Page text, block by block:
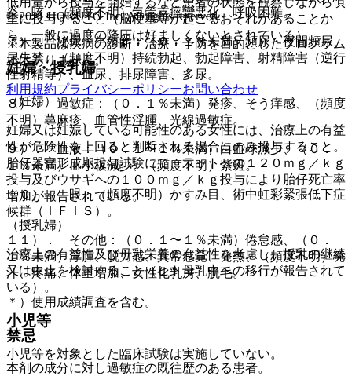
重に投与すること（脳梗塞等が起こるおそれがあることか
ら、一般に過度の降圧は好ましくないとされている）。
妊婦・授乳婦
（妊婦）
妊婦又は妊娠している可能性のある女性には、治療上の有益
性が危険性を上回ると判断される場合にのみ投与すること。
胎仔器官形成期投与試験にて、ラットへの１２０ｍｇ／ｋｇ
投与及びウサギへの１００ｍｇ／ｋｇ投与により胎仔死亡率
増加が報告されている。
（授乳婦）
治療上の有益性及び母乳栄養の有益性を考慮し、授乳の継続
又は中止を検討すること（ヒト母乳中への移行が報告されて
いる）。
小児等
小児等を対象とした臨床試験は実施していない。
炎、咳、（頻度不明）気管支痙攣悪化、呼吸困難。
７）． 泌尿・生殖器：（０．１％未満）頻尿・夜間頻尿、
尿失禁、（頻度不明）持続勃起、勃起障害、射精障害（逆行
性射精等）、血尿、排尿障害、多尿。
８）． 過敏症：（０．１％未満）発疹、そう痒感、（頻度
不明）蕁麻疹、血管性浮腫、光線過敏症。
９）． 血液：（０．１〜１％未満）白血球減少、（０．
１％未満）血小板減少、（頻度不明）紫斑。
１０）． 眼：（頻度不明）かすみ目、術中虹彩緊張低下症
候群（ＩＦＩＳ）。
１１）． その他：（０．１〜１％未満）倦怠感、（０．
１％未満）浮腫、脱力感、異常感覚、発熱、（頻度不明）発
汗、疼痛、体重増加、女性化乳房、脱毛。
＊）使用成績調査を含む。
禁忌
本剤の成分に対し過敏症の既往歴のある患者。
© 2021 HOKUTO Inc. All rights reserved.
※本製品は疾病の診断・治療・予防を目的としたプログラム
ではありません。
利用規約プライバシーポリシーお問い合わせ